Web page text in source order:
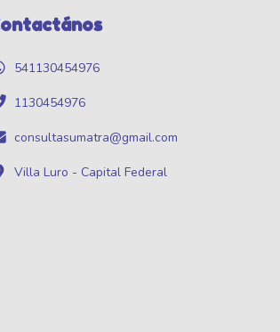
541130454976
1130454976
consultasumatra@gmail.com
Villa Luro - Capital Federal